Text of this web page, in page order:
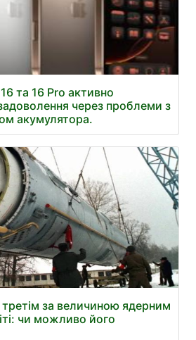
та 16 Pro активно
через проблеми з
акумулятора.
третім за величиною ядерним
чи можливо його